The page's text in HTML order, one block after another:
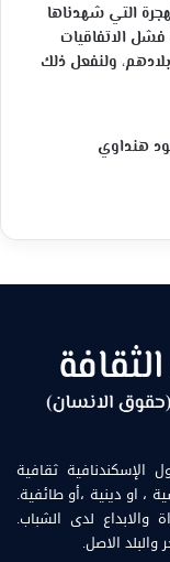
التي شهدناها
فشل الاتفاقيات
ولنفعل ذلك
هنداوي
الإسكندنافية ثقافية
، او دينية ،أو طائفية.
لدى الشباب.
الاصل.